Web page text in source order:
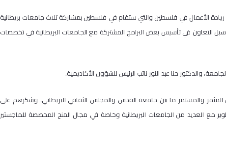
الأعمال في فلسطين والتي ستقام في فلسطين بمشاركة ثلاث جامعات بريطانية
التعاون قي تأسيس بعض البرامج المشتركة مع الجامعات البريطانية في تخصصات
والدكتور حنا عبد النور نائب الرئيس للشؤون الأكاديمية.
المثمر والمستمر ما بين جامعة القدس والمجلس الثقافي البريطاني، وشكرهم على
مع العديد من الجامعات البريطانية وخاصة في مجال المنح المخصصة للماجستير